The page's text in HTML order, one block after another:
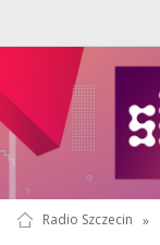
Radio Szczecin »